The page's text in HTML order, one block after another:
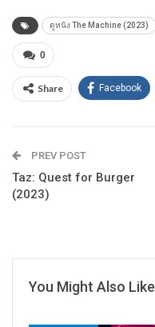
ดูหนัง The Machine (2023)
0
Share Facebook
PREV POST
Taz: Quest for Burger
(2023)
You Might Also Like